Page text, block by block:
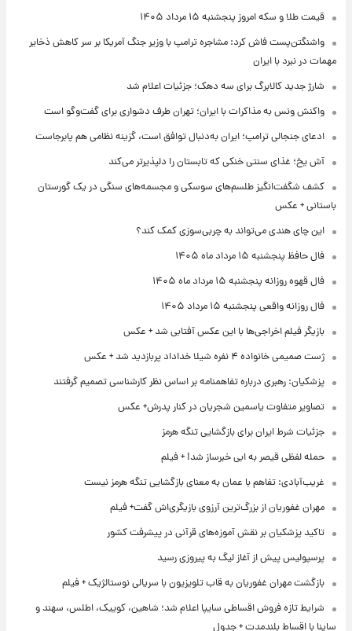
قیمت طلا و سکه امروز پنجشنبه ۱۵ مرداد ۱۴۰۵
واشنگتن‌پست فاش کرد: مشاجره ترامپ با وزیر جنگ آمریکا بر سر کاهش ذخایر
مهمات در نبرد با ایران
شارژ جدید کالابرگ برای سه دهک؛ جزئیات اعلام شد
واکنش ونس به مذاکرات با ایران؛ تهران طرف دشواری برای گفت‌وگو است
ادعای جنجالی ترامپ؛ ایران به‌دنبال توافق است، گزینه نظامی هم پابرجاست
آش یخ؛ غذای سنتی خنکی که تابستان را دلپذیرتر می‌کند
کشف شگفت‌انگیز طلسم‌های سوسکی و مجسمه‌های سنگی در یک گورستان
باستانی + عکس
این چای هندی می‌تواند به چربی‌سوزی کمک کند؟
فال حافظ پنجشنبه ۱۵ مرداد ماه ۱۴۰۵
فال قهوه روزانه پنجشنبه ۱۵ مرداد ماه ۱۴۰۵
فال روزانه واقعی پنجشنبه ۱۵ مرداد ۱۴۰۵
بازیگر فیلم اخراجی‌ها با این عکس آفتابی شد + عکس
ژست صمیمی خانواده ۴ نفره شیلا خداداد پربازدید شد + عکس
پزشکیان: رهبری درباره تفاهمنامه بر اساس نظر کارشناسی تصمیم گرفتند
تصاویر متفاوت یاسمین شجریان در کنار پدرش+ عکس
جزئیات شرط ایران برای بازگشایی تنگه هرمز
حمله لفظی قیصر به ابی خبرساز شد! + فیلم
غریب‌آبادی: تفاهم با عمان به معنای بازگشایی تنگه هرمز نیست
مهران غفوریان از بزرگ‌ترین آرزوی بازیگری‌اش گفت+ فیلم
تاکید پزشکیان بر نقش آموزه‌های قرآنی در پیشرفت کشور
پرسپولیس پیش از آغاز لیگ به پیروزی رسید
بازگشت مهران غفوریان به قاب تلویزیون با سریالی نوستالژیک + فیلم
شرایط تازه فروش اقساطی سایپا اعلام شد؛ شاهین، کوییک، اطلس، سهند و
ساینا با اقساط بلندمدت + جدول